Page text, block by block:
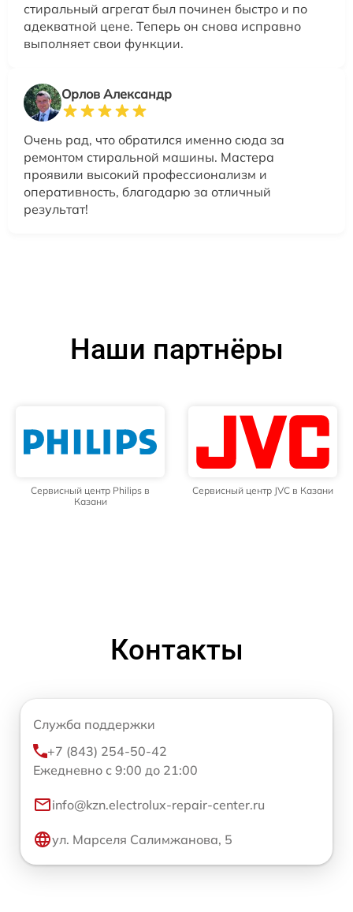
стиральный агрегат был починен быстро и по
адекватной цене. Теперь он снова исправно
выполняет свои функции.
Орлов Александр
Очень рад, что обратился именно сюда за
ремонтом стиральной машины. Мастера
проявили высокий профессионализм и
оперативность, благодарю за отличный
результат!
Наши партнёры
Сервисный центр Philips в
Казани
Сервисный центр JVC в Казани
Контакты
Служба поддержки
+7 (843) 254-50-42
Ежедневно с 9:00 до 21:00
info@kzn.electrolux-repair-center.ru
ул. Марселя Салимжанова, 5